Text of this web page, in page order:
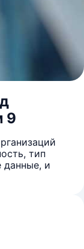
9
тип
данные, и